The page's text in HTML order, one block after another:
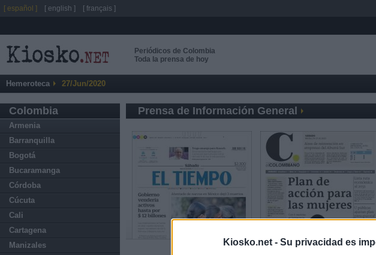
Kiosko.net - Su privacidad es
Periódicos de Colombia
Toda la prensa de hoy
Hemeroteca 27/Jun/2020
Colombia
Armenia
Barranquilla
Bogotá
Bucaramanga
Córdoba
Cúcuta
Cali
Cartagena
Manizales
Prensa de Información General
[ español ] [ english ] [ français ]